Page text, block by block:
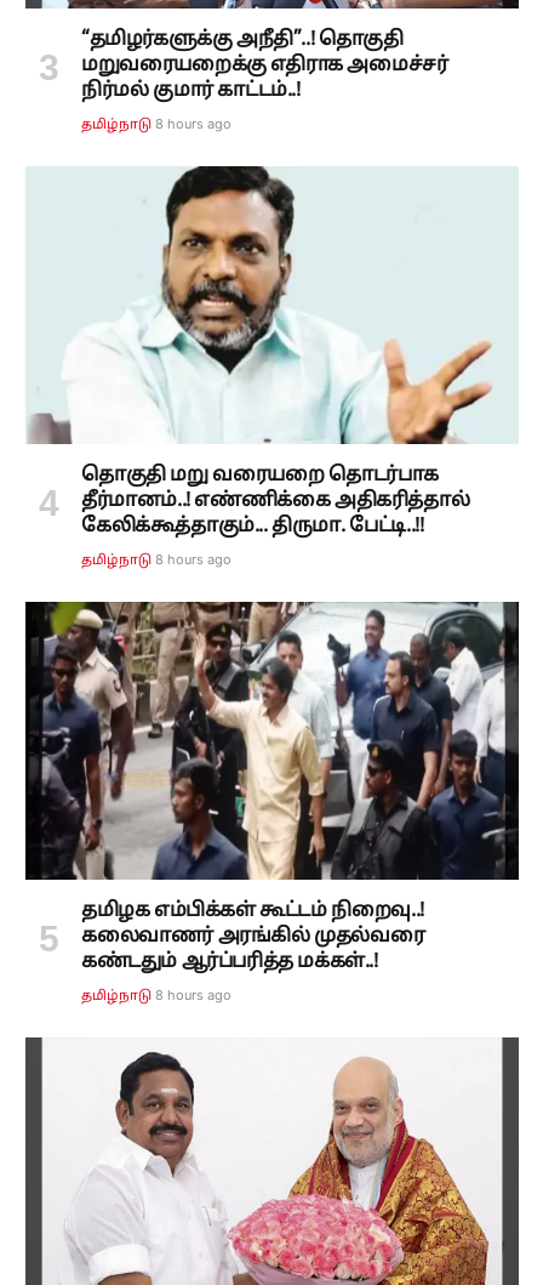
“தமிழர்களுக்கு அநீதி”..! தொகுதி
மறுவரையறைக்கு எதிராக அமைச்சர்
நிர்மல் குமார் காட்டம்..!
தமிழ்நாடு 8 hours ago
தொகுதி மறு வரையறை தொடர்பாக
தீர்மானம்..! எண்ணிக்கை அதிகரித்தால்
கேலிக்கூத்தாகும்... திருமா. பேட்டி..!!
தமிழ்நாடு 8 hours ago
தமிழக எம்பிக்கள் கூட்டம் நிறைவு..!
கலைவாணர் அரங்கில் முதல்வரை
கண்டதும் ஆர்ப்பரித்த மக்கள்..!
தமிழ்நாடு 8 hours ago